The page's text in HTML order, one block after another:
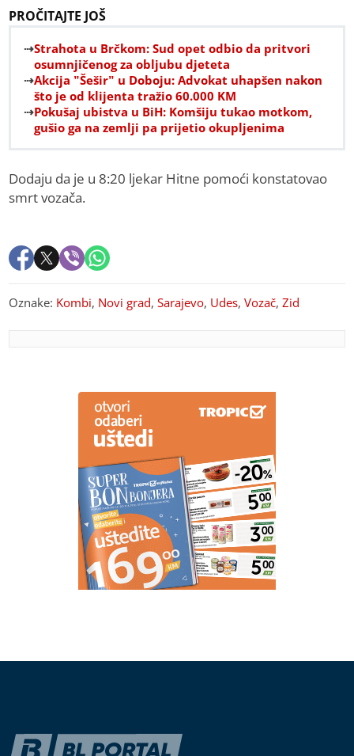
PROČITAJTE JOŠ
Strahota u Brčkom: Sud opet odbio da pritvori
osumnjičenog za obljubu djeteta
Akcija ”Šešir” u Doboju: Advokat uhapšen nakon
što je od klijenta tražio 60.000 KM
Pokušaj ubistva u BiH: Komšiju tukao motkom,
gušio ga na zemlji pa prijetio okupljenima
Dodaju da je u 8:20 ljekar Hitne pomoći konstatovao
smrt vozača.
Oznake: Kombi, Novi grad,Sarajevo, Udes,Vozač,Zid
Toplotni talas ima strašne posljedice: Zbog velikih
vrućina umrlo skoro 12.000 ljudi u Njemačkoj